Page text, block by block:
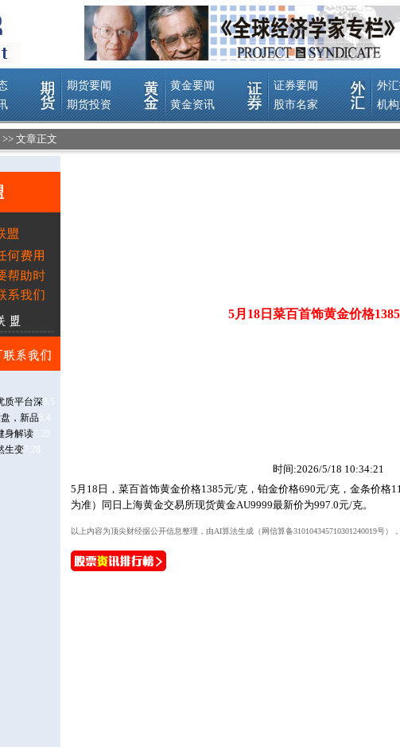
>> 文章正文
5月18日菜百首饰黄金价格
时间:2026/5/18 10:34:21
5月18日，菜百首饰黄金价格1385元/克，铂金价格690元/克，金条价格
为准）同日上海黄金交易所现货黄金AU9999最新价为997.0元/克。
以上内容为顶尖财经据公开信息整理，由AI算法生成（网信算备310104345710301240019号）